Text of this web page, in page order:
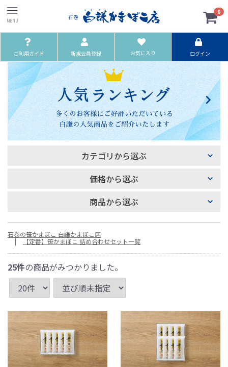
ご利用ガイド 新規会員登録 お気に入り ログイン
0
カテゴリから選ぶ
価格から選ぶ
商品から選ぶ
石巻の笹かまぼこ 白謙かまぼこ店
【定番】笹かまぼこ 詰め合わせセット一覧
25件の商品がみつかりました。